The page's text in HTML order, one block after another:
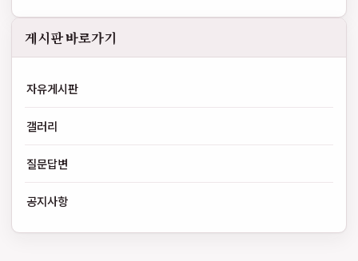
게시판 바로가기
자유게시판
갤러리
질문답변
공지사항